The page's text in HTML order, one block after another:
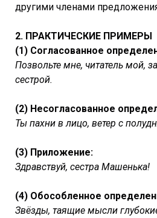
другими членами
2. ПРАКТИЧЕСКИЕ ПРИМЕРЫ
(1) Согласованное
Позвольте мне, читатель мой,
сестрой.
(2) Несогласованное
Ты пахни в лицо, ветер с
(3) Приложение:
Здравствуй, сестра Машенька!
(4) Обособленное
Звёзды, таящие мысли